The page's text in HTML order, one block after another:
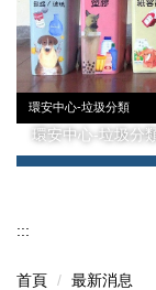
環安中心-垃圾分類
環安中心-垃圾分
:::
首頁 最新消息